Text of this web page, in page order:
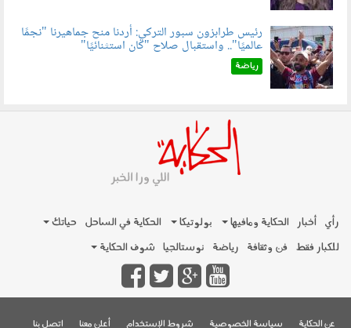
060803.jpg
رئيس طرابزون سبور التركي: أردنا منح جماهيرنا "نجمًا
عالميًا".. واستقبال صلاح "كان استثنائيًا"
رياضة
رأي أخبار الحكاية ومافيها بولوتيكا الحكاية في الساحل
حياتك
للكبار فقط فن وثقافة رياضة نوستالجيا شوف الحكاية
عن الحكاية سياسة الخصوصية شروط الإستخدام أعلن معنا اتصل بنا